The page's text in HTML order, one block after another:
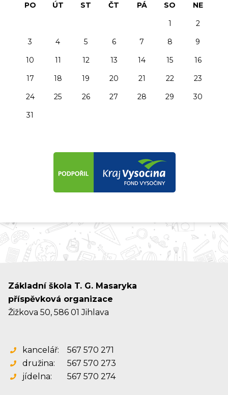
PO ÚT ST ČT PÁ SO
NE
1
2
3
4 5 6 7 8
9
10
11 12 13 14 15
16
17
18 19 20 21 22
23
24
25 26 27 28 29
30
31
Základní škola T. G. Masaryka
příspěvková organizace
Žižkova 50, 586 01 Jihlava
kancelář:
567 570 271
družina:
567 570 273
jídelna:
567 570 274